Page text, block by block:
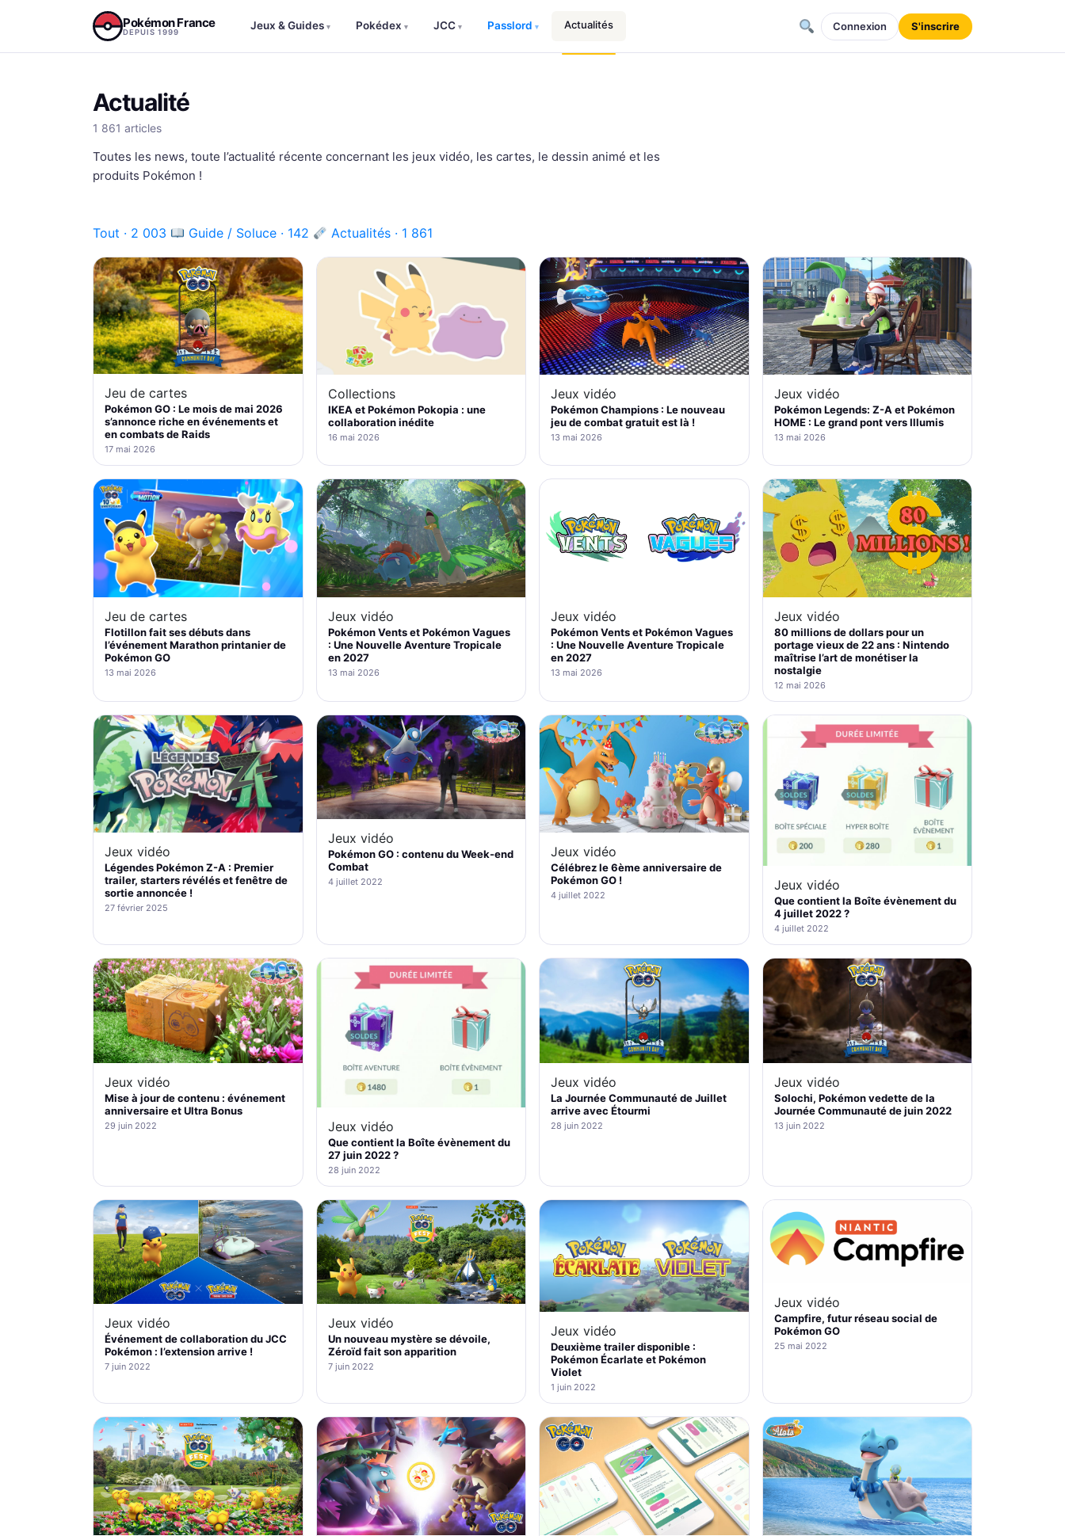
Pokémon France
DEPUIS 1999
Jeux & Guides ▾ Pokédex ▾ JCC ▾ Passlord ▾ Actualités Connexion S'inscrire
Actualité
1 861 articles
Toutes les news, toute l’actualité récente concernant les jeux vidéo, les cartes, le dessin animé et les
produits Pokémon !
Tout · 2 003 Guide / Soluce · 142 Actualités · 1 861
Jeu de cartes
Pokémon GO : Le mois de mai 2026
s’annonce riche en événements et
en combats de Raids
17 mai 2026
Collections
IKEA et Pokémon Pokopia : une
collaboration inédite
16 mai 2026
Jeux vidéo
Pokémon Champions : Le nouveau
jeu de combat gratuit est là !
13 mai 2026
Jeux vidéo
Pokémon Legends: Z-A et Pokémon
HOME : Le grand pont vers Illumis
13 mai 2026
Jeu de cartes
Flotillon fait ses débuts dans
l’événement Marathon printanier de
Pokémon GO
13 mai 2026
Jeux vidéo
Pokémon Vents et Pokémon Vagues
: Une Nouvelle Aventure Tropicale
en 2027
13 mai 2026
Jeux vidéo
Pokémon Vents et Pokémon Vagues
: Une Nouvelle Aventure Tropicale
en 2027
13 mai 2026
Jeux vidéo
80 millions de dollars pour un
portage vieux de 22 ans : Nintendo
maîtrise l’art de monétiser la
nostalgie
12 mai 2026
Jeux vidéo
Légendes Pokémon Z-A : Premier
trailer, starters révélés et fenêtre de
sortie annoncée !
27 février 2025
Jeux vidéo
Pokémon GO : contenu du Week-end
Combat
4 juillet 2022
Jeux vidéo
Célébrez le 6ème anniversaire de
Pokémon GO !
4 juillet 2022
Jeux vidéo
Que contient la Boîte évènement du
4 juillet 2022 ?
4 juillet 2022
Jeux vidéo
Mise à jour de contenu : événement
anniversaire et Ultra Bonus
29 juin 2022 Jeux vidéo
Que contient la Boîte évènement du
27 juin 2022 ?
28 juin 2022
Jeux vidéo
La Journée Communauté de Juillet
arrive avec Étourmi
28 juin 2022
Jeux vidéo
Solochi, Pokémon vedette de la
Journée Communauté de juin 2022
13 juin 2022
Jeux vidéo
Événement de collaboration du JCC
Pokémon : l’extension arrive !
7 juin 2022
Jeux vidéo
Un nouveau mystère se dévoile,
Zéroïd fait son apparition
7 juin 2022
Jeux vidéo
Deuxième trailer disponible :
Pokémon Écarlate et Pokémon
Violet
1 juin 2022
Jeux vidéo
Campfire, futur réseau social de
Pokémon GO
25 mai 2022